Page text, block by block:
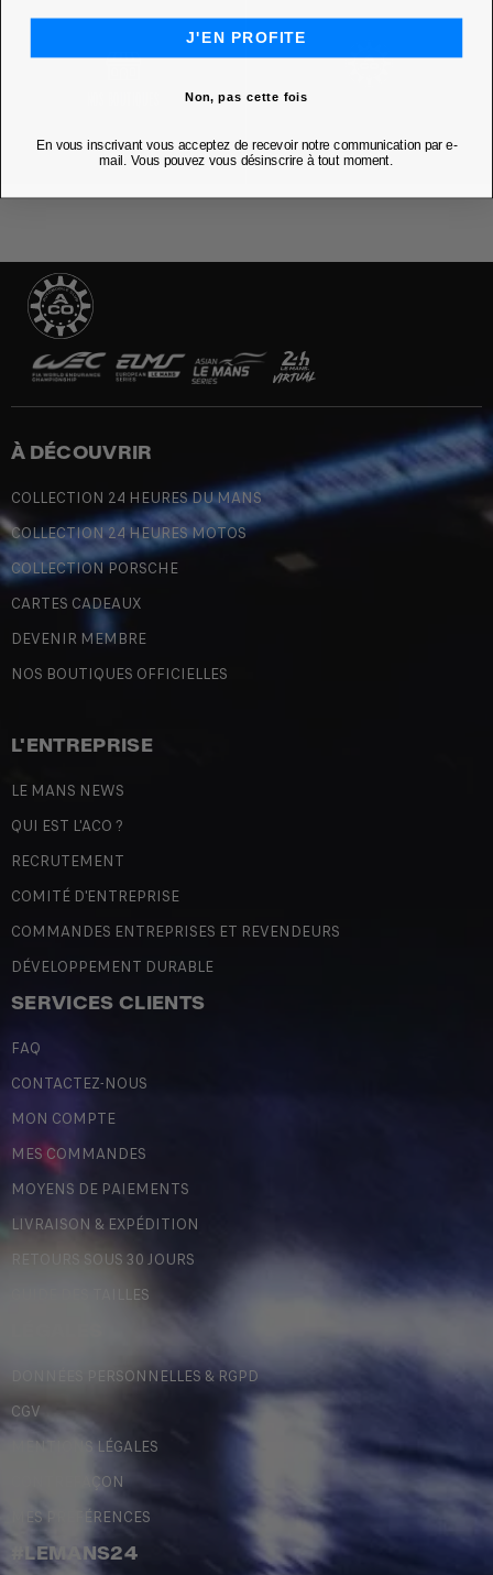
À DÉCOUVRIR
COLLECTION 24 HEURES DU MANS
COLLECTION 24 HEURES MOTOS
COLLECTION PORSCHE
CARTES CADEAUX
DEVENIR MEMBRE
NOS BOUTIQUES OFFICIELLES
L'ENTREPRISE
LE MANS NEWS
QUI EST L'ACO ?
RECRUTEMENT
COMITÉ D'ENTREPRISE
COMMANDES ENTREPRISES ET REVENDEURS
DÉVELOPPEMENT DURABLE
SERVICES CLIENTS
FAQ
CONTACTEZ-NOUS
MON COMPTE
MES COMMANDES
MOYENS DE PAIEMENTS
LIVRAISON & EXPÉDITION
RETOURS SOUS 30 JOURS
GUIDE DES TAILLES
DONNÉES PERSONNELLES & RGPD
CGV
MENTIONS LÉGALES
CONTREFAÇON
MES PRÉFÉRENCES
#LEMANS24
J'EN PROFITE
Non, pas cette fois
En vous inscrivant vous acceptez de recevoir notre communication par e-
mail. Vous pouvez vous désinscrire à tout moment.